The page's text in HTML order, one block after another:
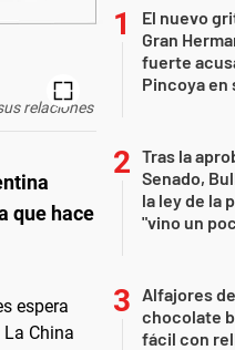
relaciones
que hace
El nuevo
Gran
fuerte
Pincoya en
Tras la
Senado,
la ley de la
"vino un
Alfajores
chocolate
fácil con